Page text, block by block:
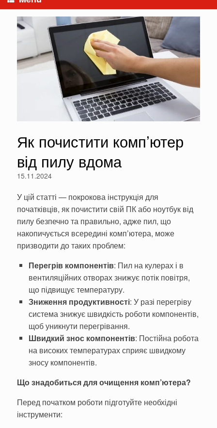
Як почистити комп’ютер
від пилу вдома
15.11.2024
У цій статті — покрокова інструкція для
початківців, як почистити свій ПК або ноутбук від
пилу безпечно та правильно, адже пил, що
накопичується всередині комп’ютера, може
призводити до таких проблем:
Перегрів компонентів: Пил на кулерах і в
вентиляційних отворах знижує потік повітря,
що підвищує температуру.
Зниження продуктивності: У разі перегріву
система знижує швидкість роботи компонентів,
щоб уникнути перегрівання.
Швидкий знос компонентів: Постійна робота
на високих температурах сприяє швидкому
зносу компонентів.
Що знадобиться для очищення комп’ютера?
Перед початком роботи підготуйте необхідні
інструменти: